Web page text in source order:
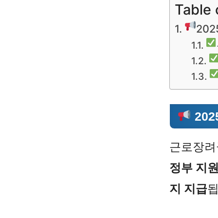
Table
근로장
정부 지
지 지급